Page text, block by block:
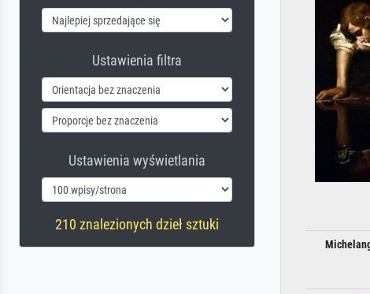
Ustawienia filtra
Ustawienia wyświetlania
210 znalezionych dzieł sztuki